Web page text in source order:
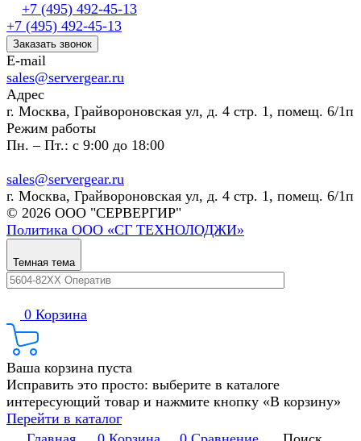
+7 (495) 492-45-13
+7 (495) 492-45-13
Заказать звонок
E-mail
sales@servergear.ru
Адрес
г. Москва, Грайвороновская ул, д. 4 стр. 1, помещ. 6/1п
Режим работы
Пн. – Пт.: с 9:00 до 18:00
sales@servergear.ru
г. Москва, Грайвороновская ул, д. 4 стр. 1, помещ. 6/1п
© 2026 ООО "СЕРВЕРГИР"
Политика ООО «СГ ТЕХНОЛОДЖИ»
Темная тема
0 Корзина
Ваша корзина пуста
Исправить это просто: выберите в каталоге
интересующий товар и нажмите кнопку «В корзину»
Перейти в каталог